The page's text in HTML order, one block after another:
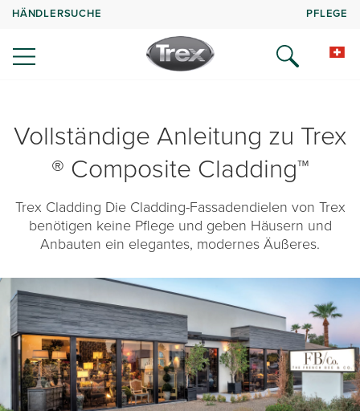
HÄNDLERSUCHE PFLEGE
Vollständige Anleitung zu Trex
® Composite Cladding™
Trex Cladding Die Cladding-Fassadendielen von Trex
benötigen keine Pflege und geben Häusern und
Anbauten ein elegantes, modernes Äußeres.